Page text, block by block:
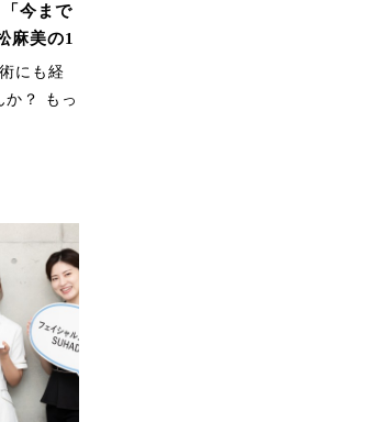
今まで
麻美の1
にも経
か？ もっ